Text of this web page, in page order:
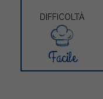
DIFFICOLTÀ
Facile